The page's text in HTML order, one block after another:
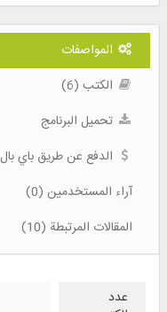
المواصفات
الكتب (6)
تحميل البرنامج
الدفع عن طريق باي بال
آراء المستخدمين (0)
المقالات المرتبطة (10)
عدد